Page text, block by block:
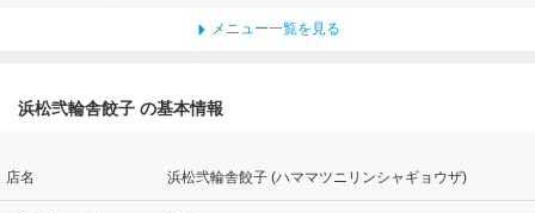
メニュー一覧を見る
浜松弐輪舎餃子 の基本情報
店名 浜松弐輪舎餃子 (ハママツニリンシャギョウザ)